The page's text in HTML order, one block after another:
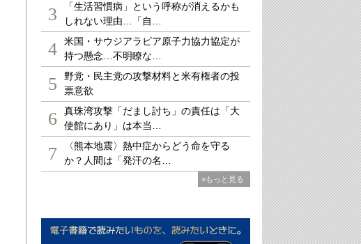
3
「生活習慣病」という呼称が消えるかも
しれない理由…「自…
4
米国・サウジアラビア原子力協力協定が
持つ懸念…不明瞭な…
5
野党・民主党の攻撃材料と米有権者の投
票意欲
6
真珠湾攻撃「だまし討ち」の責任は「大
使館にあり」は本当…
7
〈熊本地震〉熱中症からどう命を守る
か？人間は「発汗の名…
»もっと見る